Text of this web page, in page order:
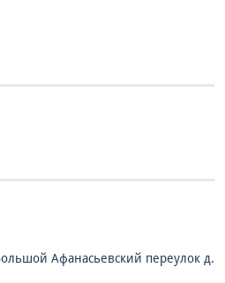
Афанасьевский переулок д.